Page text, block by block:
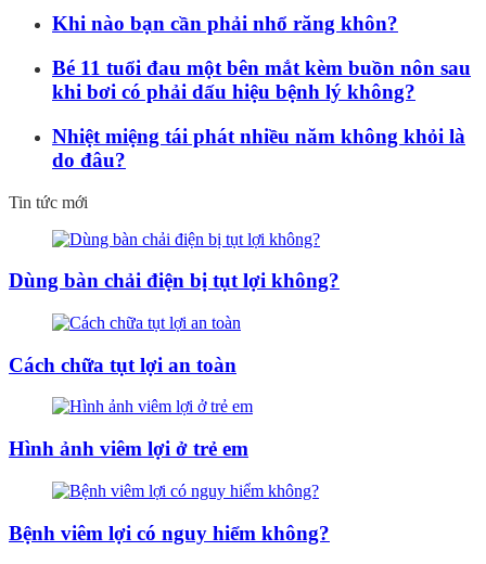
Khi nào bạn cần phải nhổ răng khôn?
Bé 11 tuổi đau một bên mắt kèm buồn nôn sau
khi bơi có phải dấu hiệu bệnh lý không?
Nhiệt miệng tái phát nhiều năm không khỏi là
do đâu?
Tin tức mới
Dùng bàn chải điện bị tụt lợi không?
Cách chữa tụt lợi an toàn
Hình ảnh viêm lợi ở trẻ em
Bệnh viêm lợi có nguy hiểm không?